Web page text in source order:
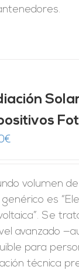
€
volumen
es
Se
avanzado
para
técnica